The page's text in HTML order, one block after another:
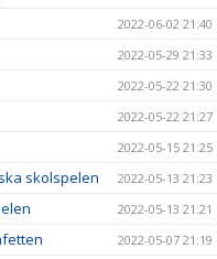
2022-06-02 21:40
2022-05-29 21:33
2022-05-22 21:30
2022-05-22 21:27
2022-05-15 21:25
skolspelen 2022-05-13 21:23
2022-05-13 21:21
2022-05-07 21:19